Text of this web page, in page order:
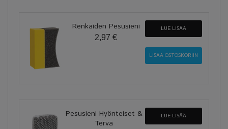
Renkaiden Pesusieni
2,97 €
LUE LISÄÄ
Pesusieni Hyönteiset &
Terva
LUE LISÄÄ